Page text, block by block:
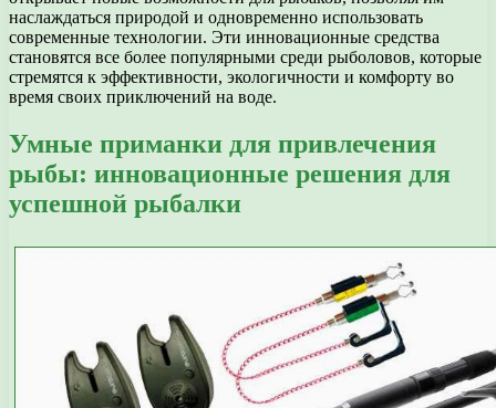
наслаждаться природой и одновременно использовать
современные технологии. Эти инновационные средства
становятся все более популярными среди рыболовов, которые
стремятся к эффективности, экологичности и комфорту во
время своих приключений на воде.
Умные приманки для привлечения
рыбы: инновационные решения для
успешной рыбалки